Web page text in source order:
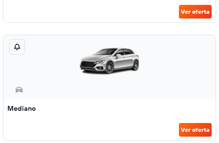
Ver oferta
Mediano
Ver oferta